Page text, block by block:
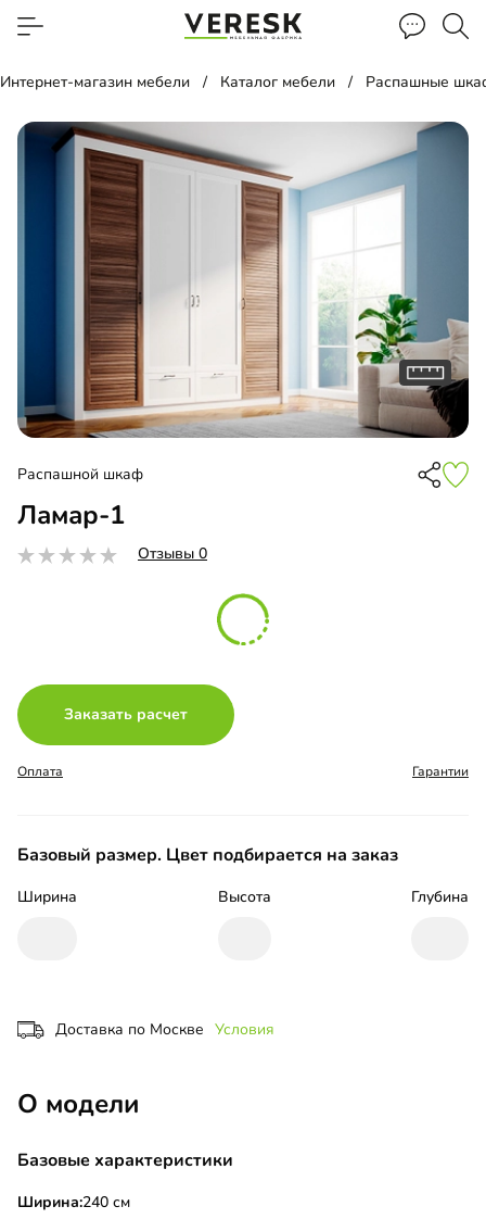
Интернет-магазин мебели Каталог мебели Распашные
Распашной шкаф
Ламар-1
Отзывы 0
Заказать расчет
Оплата Гарантии
Базовый размер. Цвет подбирается на заказ
Ширина Высота Глубина
Доставка по Москве Условия
О модели
Базовые характеристики
Ширина:240 см